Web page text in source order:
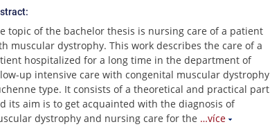
topic of the bachelor thesis is nursing care of a patient
muscular dystrophy. This work describes the care of a
hospitalized for a long time in the department of
up intensive care with congenital muscular dystrophy
type. It consists of a theoretical and practical part
its aim is to get acquainted with the diagnosis of
dystrophy and nursing care for the …více